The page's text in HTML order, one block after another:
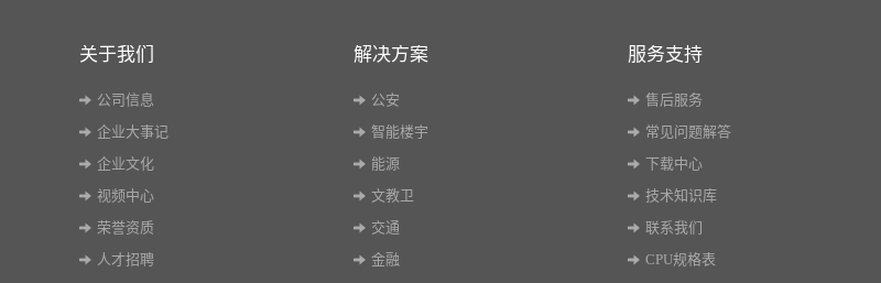
关于我们
公司信息
企业大事记
企业文化
视频中心
荣誉资质
人才招聘
解决方案
公安
智能楼宇
能源
文教卫
交通
金融
服务支持
售后服务
常见问题解答
下载中心
技术知识库
联系我们
CPU规格表